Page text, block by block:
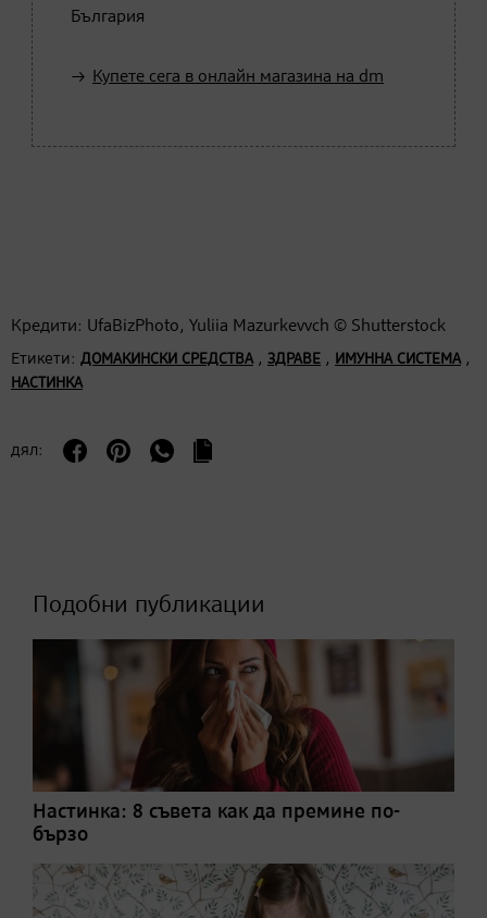
България
Купете сега в онлайн магазина на dm
Кредити: UfaBizPhoto, Yuliia Mazurkevvch © Shutterstock
Етикети: ДОМАКИНСКИ СРЕДСТВА, ЗДРАВЕ , ИМУННА СИСТЕМА,
НАСТИНКА
дял:
Подобни публикации
Настинка: 8 съвета как да премине по-
бързо